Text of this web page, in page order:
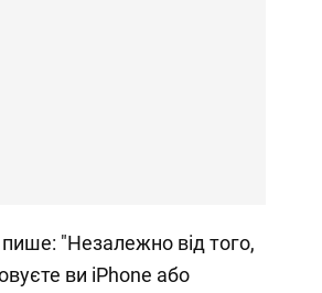
"Незалежно від того,
ви iPhone або